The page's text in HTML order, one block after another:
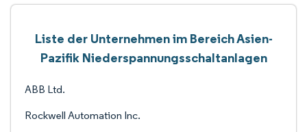
Liste der Unternehmen im Bereich Asien-
Pazifik Niederspannungsschaltanlagen
ABB Ltd.
Rockwell Automation Inc.